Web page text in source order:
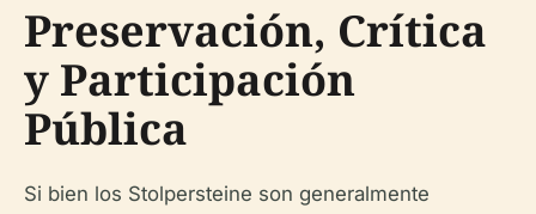
Preservación, Crítica
y Participación
Pública
Si bien los Stolpersteine son generalmente